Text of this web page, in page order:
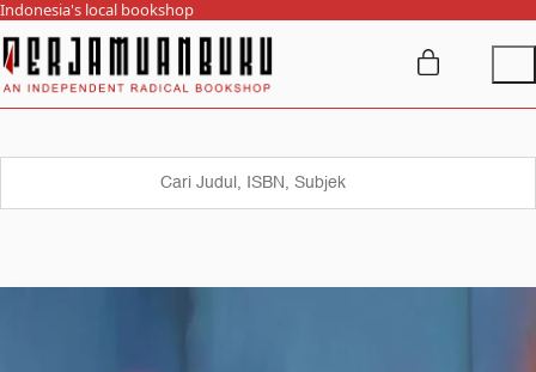
Indonesia's local bookshop